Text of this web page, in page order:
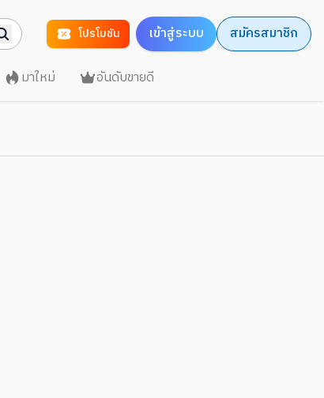
โปรโมชัน เข้าสู่ระบบ สมัครสมาชิก
มาใหม่ อันดับขายดี